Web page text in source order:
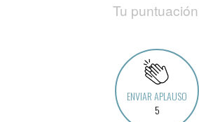
Tu
ENVIAR APLAUSO
5